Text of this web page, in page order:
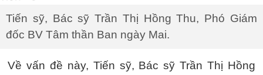
Tiến sỹ, Bác sỹ Trần Thị Hồng Thu, Phó Giám
đốc BV Tâm thần Ban ngày Mai.
Về vấn đề này, Tiến sỹ, Bác sỹ Trần Thị Hồng